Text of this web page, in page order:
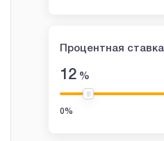
Кред. история:
Решение: 7 мин
Процентная ставка
12 %
0%